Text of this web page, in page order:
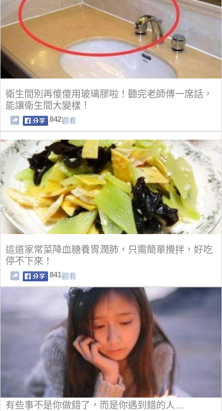
衛生間別再傻傻用玻璃膠啦！聽完老師傅一席話，
能讓衛生間大變樣！
842觀看
這道家常菜降血糖養胃潤肺，只需簡單攪拌，好吃
停不下來！
841觀看
有些事不是你做錯了，而是你遇到錯的人…